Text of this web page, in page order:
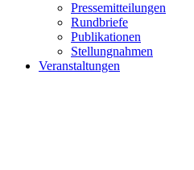
Pressemitteilungen
Rundbriefe
Publikationen
Stellungnahmen
Veranstaltungen